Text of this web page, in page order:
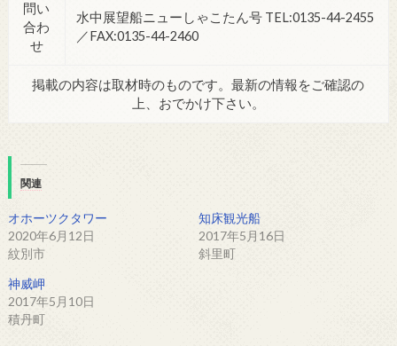
問い
合わ
せ
水中展望船ニューしゃこたん号 TEL:0135-44-2455
／FAX:0135-44-2460
掲載の内容は取材時のものです。最新の情報をご確認の
上、おでかけ下さい。
関連
オホーツクタワー
2020年6月12日
紋別市
知床観光船
2017年5月16日
斜里町
神威岬
2017年5月10日
積丹町